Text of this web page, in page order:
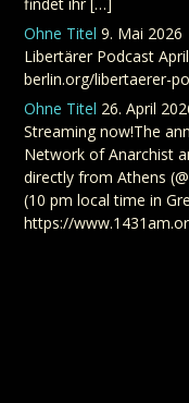
Ohne Titel 9. Mai 2026
Libertärer Podcast
berlin.org/libertaerer-
Ohne Titel 26. April
Streaming now!The
Network of Anarchist
directly from Athens
(10 pm local time in
https://